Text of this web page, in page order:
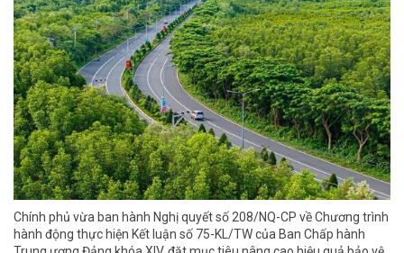
Chính phủ vừa ban hành Nghị quyết số 208/NQ-CP về Chương trình
hành động thực hiện Kết luận số 75-KL/TW của Ban Chấp hành